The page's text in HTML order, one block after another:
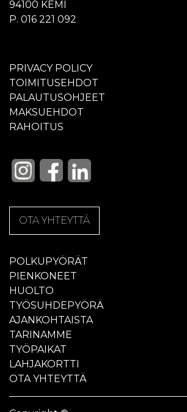
94100 KEMI
P. 016 221 092
PRIVACY POLICY
TOIMITUSEHDOT
PALAUTUSOHJEET
MAKSUEHDOT
RAHOITUS
OTA YHTEYTTÄ
POLKUPYÖRÄT
PIENKONEET
HUOLTO
TYÖSUHDEPYÖRÄ
AJANKOHTAISTA
TARINAMME
TYÖPAIKAT
LAHJAKORTTI
OTA YHTEYTTÄ